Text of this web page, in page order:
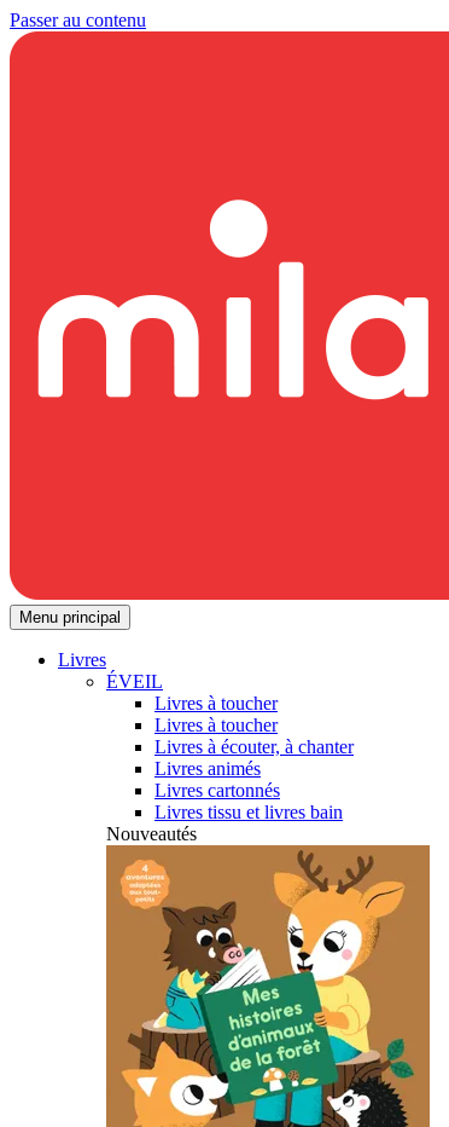
Passer au contenu
Menu principal
Livres
ÉVEIL
Livres à toucher
Livres à toucher
Livres à écouter, à chanter
Livres animés
Livres cartonnés
Livres tissu et livres bain
Nouveautés